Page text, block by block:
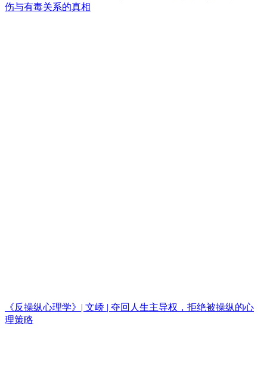
伤与有毒关系的真相
《反操纵心理学》| 文峤 | 夺回人生主导权，拒绝被操纵的心
理策略